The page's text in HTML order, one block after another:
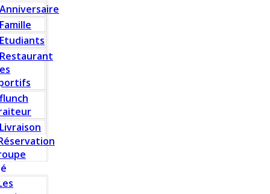
Anniversaire
Famille
Etudiants
Restaurant
flunch
Livraison